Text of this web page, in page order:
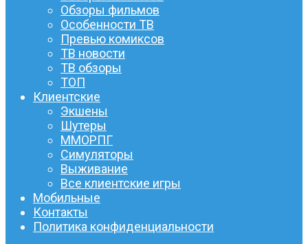
Обзоры фильмов
Особенности ТВ
Превью комиксов
ТВ новости
ТВ обзоры
ТОП
Клиентские
Экшены
Шутеры
ММОРПГ
Симуляторы
Выживание
Все клиентские игры
Мобильные
Контакты
Политика конфиденциальности